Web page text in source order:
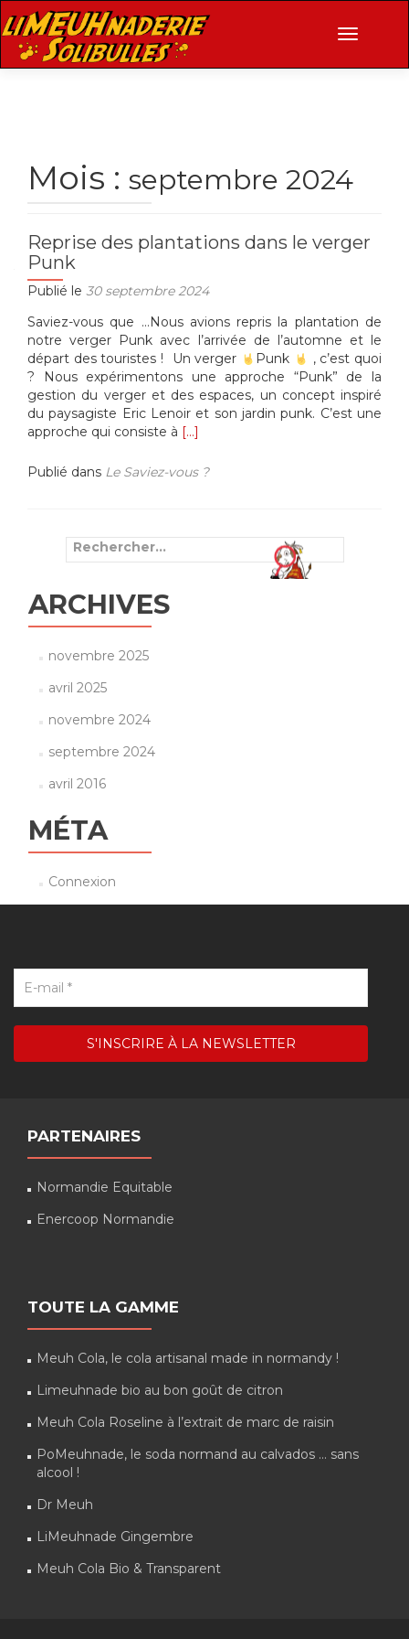
Mois : septembre 2024
Reprise des plantations dans le verger
Punk
Publié le 30 septembre 2024
Saviez-vous que …Nous avions repris la plantation de
notre verger Punk avec l’arrivée de l’automne et le
départ des touristes ! Un verger
Punk
, c’est quoi
? Nous expérimentons une approche “Punk” de la
gestion du verger et des espaces, un concept inspiré
du paysagiste Eric Lenoir et son jardin punk. C’est une
approche qui consiste à En
plus
dans
le
[…]
Publié dans Le Saviez-vous ?
Rechercher :
ARCHIVES
novembre 2025
avril 2025
novembre 2024
septembre 2024
avril 2016
MÉTA
Connexion
PARTENAIRES
Normandie Equitable
Enercoop Normandie
TOUTE LA GAMME
Meuh Cola, le cola artisanal made in normandy !
Limeuhnade bio au bon goût de citron
Meuh Cola Roseline à l’extrait de marc de raisin
PoMeuhnade, le soda normand au calvados … sans
alcool !
Dr Meuh
LiMeuhnade Gingembre
Meuh Cola Bio & Transparent